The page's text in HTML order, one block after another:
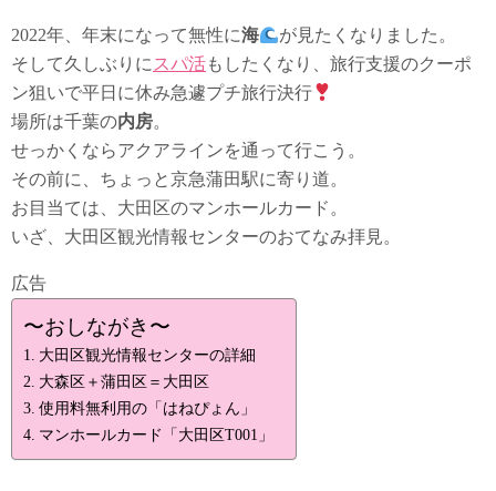
2022年、年末になって無性に海
が見たくなりました。
そして久しぶりに スパ活もしたくなり、旅行支援のクーポ
ン狙いで平日に休み急遽プチ旅行決行
場所は千葉の内房。
せっかくならアクアラインを通って行こう。
その前に、ちょっと京急蒲田駅に寄り道。
お目当ては、大田区のマンホールカード。
いざ、大田区観光情報センターのおてなみ拝見。
広告
〜おしながき〜
大田区観光情報センターの詳細
大森区＋蒲田区＝大田区
使用料無利用の「はねぴょん」
マンホールカード「大田区T001」